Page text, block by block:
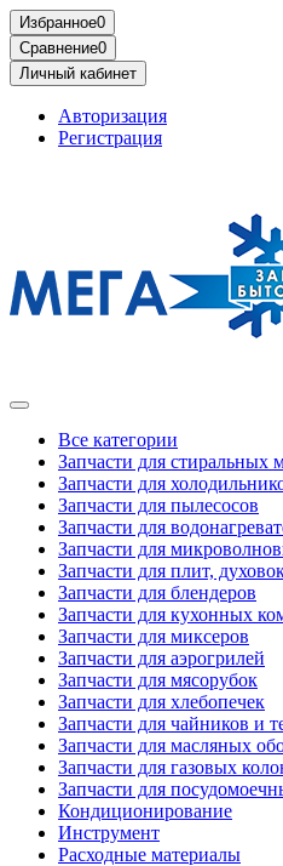
Избранное0
Сравнение0
Личный кабинет
Авторизация
Регистрация
Все категории
Запчасти для стиральных
Запчасти для
Запчасти для пылесосов
Запчасти для
Запчасти для
Запчасти для плит,
Запчасти для блендеров
Запчасти для кухонных
Запчасти для миксеров
Запчасти для аэрогрилей
Запчасти для мясорубок
Запчасти для хлебопечек
Запчасти для чайников и
Запчасти для масляных
Запчасти для газовых
Запчасти для
Кондиционирование
Инструмент
Расходные материалы